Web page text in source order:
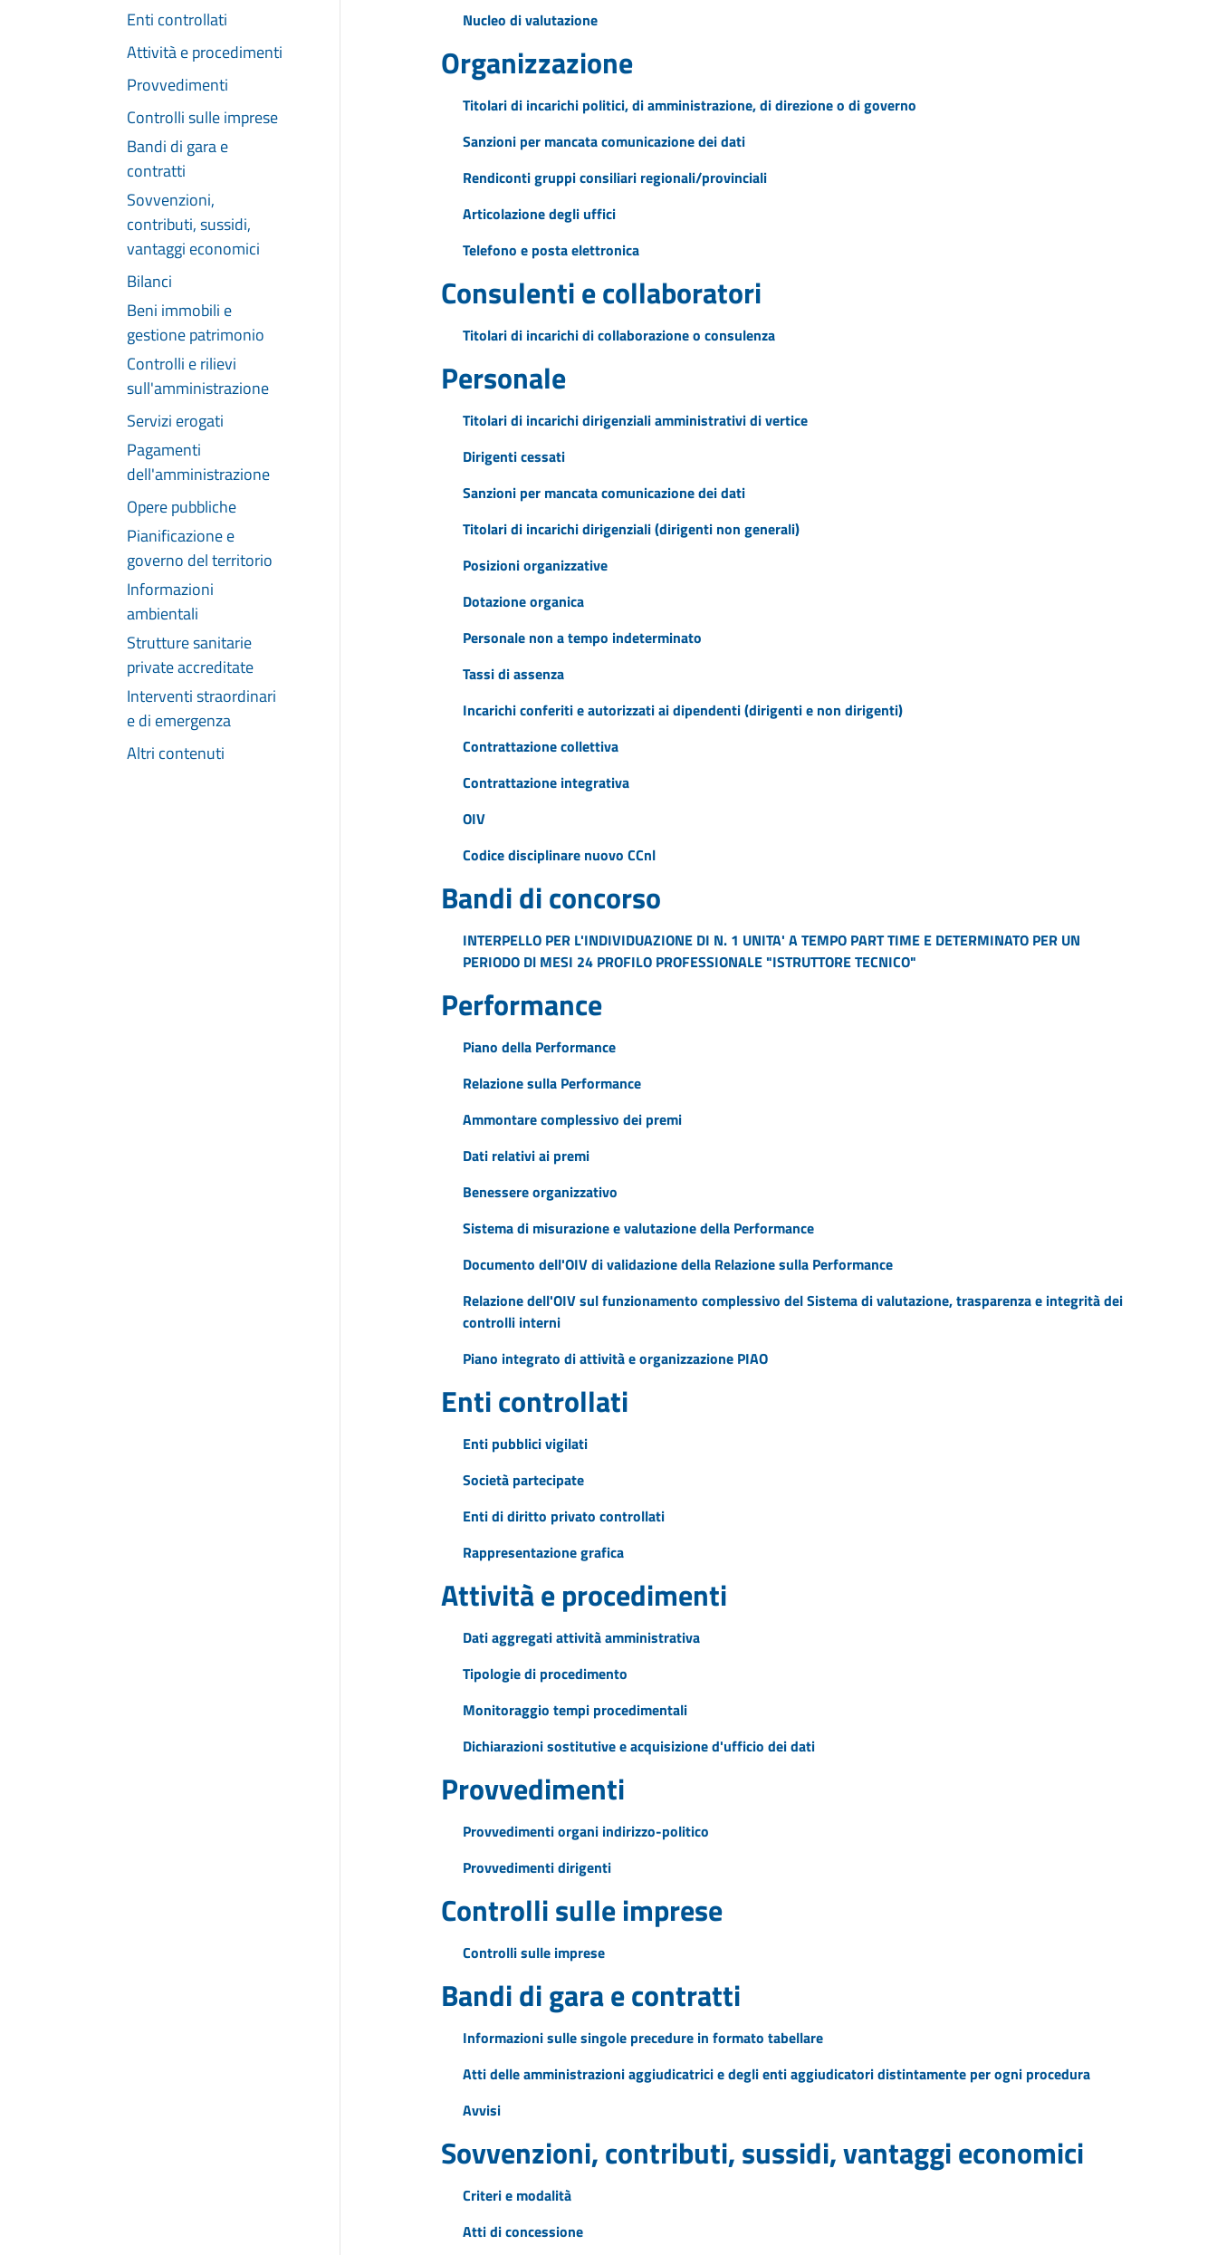
Enti controllati
Attività e procedimenti
Provvedimenti
Controlli sulle imprese
Bandi di gara e
contratti
Sovvenzioni,
contributi, sussidi,
vantaggi economici
Bilanci
Beni immobili e
gestione patrimonio
Controlli e rilievi
sull'amministrazione
Servizi erogati
Pagamenti
dell'amministrazione
Opere pubbliche
Pianificazione e
governo del territorio
Informazioni
ambientali
Strutture sanitarie
private accreditate
Interventi straordinari
e di emergenza
Altri contenuti
Nucleo di valutazione
Organizzazione
Titolari di incarichi politici, di amministrazione, di direzione o di governo
Sanzioni per mancata comunicazione dei dati
Rendiconti gruppi consiliari regionali/provinciali
Articolazione degli uffici
Telefono e posta elettronica
Consulenti e collaboratori
Titolari di incarichi di collaborazione o consulenza
Personale
Titolari di incarichi dirigenziali amministrativi di vertice
Dirigenti cessati
Sanzioni per mancata comunicazione dei dati
Titolari di incarichi dirigenziali (dirigenti non generali)
Posizioni organizzative
Dotazione organica
Personale non a tempo indeterminato
Tassi di assenza
Incarichi conferiti e autorizzati ai dipendenti (dirigenti e non dirigenti)
Contrattazione collettiva
Contrattazione integrativa
OIV
Codice disciplinare nuovo CCnl
Bandi di concorso
INTERPELLO PER L'INDIVIDUAZIONE DI N. 1 UNITA' A TEMPO PART TIME E DETERMINATO PER UN
PERIODO Dl MESI 24 PROFILO PROFESSIONALE "ISTRUTTORE TECNICO"
Performance
Piano della Performance
Relazione sulla Performance
Ammontare complessivo dei premi
Dati relativi ai premi
Benessere organizzativo
Sistema di misurazione e valutazione della Performance
Documento dell'OIV di validazione della Relazione sulla Performance
Relazione dell'OIV sul funzionamento complessivo del Sistema di valutazione, trasparenza e integrità dei
controlli interni
Piano integrato di attività e organizzazione PIAO
Enti controllati
Enti pubblici vigilati
Società partecipate
Enti di diritto privato controllati
Rappresentazione grafica
Attività e procedimenti
Dati aggregati attività amministrativa
Tipologie di procedimento
Monitoraggio tempi procedimentali
Dichiarazioni sostitutive e acquisizione d'ufficio dei dati
Provvedimenti
Provvedimenti organi indirizzo-politico
Provvedimenti dirigenti
Controlli sulle imprese
Controlli sulle imprese
Bandi di gara e contratti
Informazioni sulle singole precedure in formato tabellare
Atti delle amministrazioni aggiudicatrici e degli enti aggiudicatori distintamente per ogni procedura
Avvisi
Sovvenzioni, contributi, sussidi, vantaggi economici
Criteri e modalità
Atti di concessione